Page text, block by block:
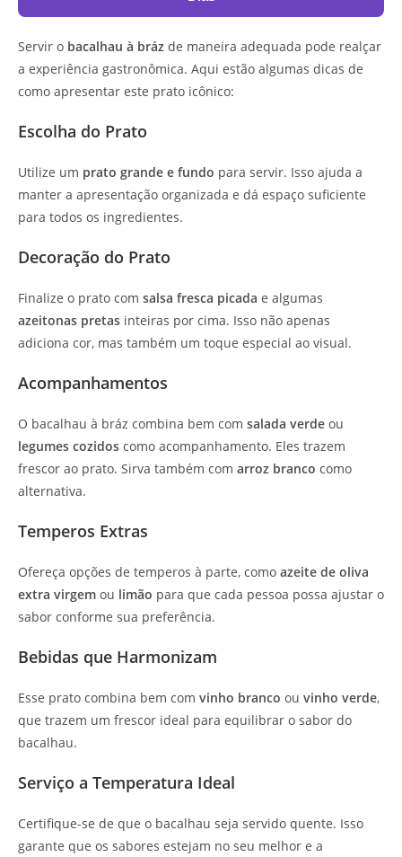
Servir o bacalhau à bráz de maneira adequada pode realçar
a experiência gastronômica. Aqui estão algumas dicas de
como apresentar este prato icônico:
Escolha do Prato
Utilize um prato grande e fundo para servir. Isso ajuda a
manter a apresentação organizada e dá espaço suficiente
para todos os ingredientes.
Decoração do Prato
Finalize o prato com salsa fresca picada e algumas
azeitonas pretas inteiras por cima. Isso não apenas
adiciona cor, mas também um toque especial ao visual.
Acompanhamentos
O bacalhau à bráz combina bem com salada verde ou
legumes cozidos como acompanhamento. Eles trazem
frescor ao prato. Sirva também com arroz branco como
alternativa.
Temperos Extras
Ofereça opções de temperos à parte, como azeite de oliva
extra virgem ou limão para que cada pessoa possa ajustar o
sabor conforme sua preferência.
Bebidas que Harmonizam
Esse prato combina bem com vinho branco ou vinho verde,
que trazem um frescor ideal para equilibrar o sabor do
bacalhau.
Serviço a Temperatura Ideal
Certifique-se de que o bacalhau seja servido quente. Isso
garante que os sabores estejam no seu melhor e a